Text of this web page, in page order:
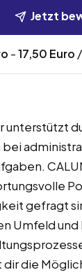
Jetzt
-17,50 Euro
unterstützt
gefragt
Umfeld und
die